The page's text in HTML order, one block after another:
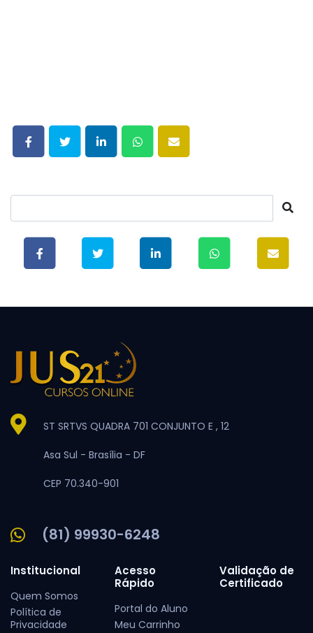
ST SRTVS QUADRA 701 CONJUNTO E , 12
Asa Sul - Brasília - DF
CEP 70.340-901
(81) 99930-6248
Institucional
Quem Somos
Política de
Privacidade
Acesso
Rápido
Portal do Aluno
Meu Carrinho
Validação de
Certificado